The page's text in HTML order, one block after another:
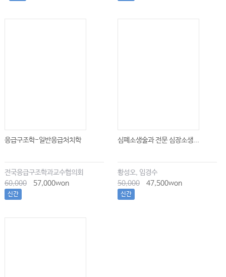
응급구조학-일반응급처치학
전국응급구조학과교수협의회
60,000
57,000won
신간
심폐소생술과 전문 심장소생...
황성오, 임경수
50,000
47,500won
신간